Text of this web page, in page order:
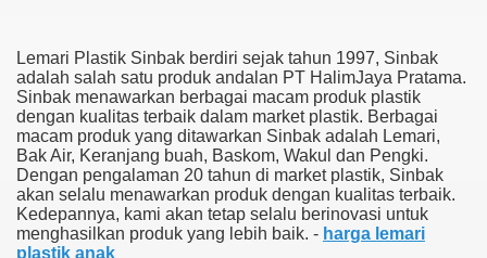
Lemari Plastik Sinbak berdiri sejak tahun 1997, Sinbak
adalah salah satu produk andalan PT HalimJaya Pratama.
Sinbak menawarkan berbagai macam produk plastik
dengan kualitas terbaik dalam market plastik. Berbagai
macam produk yang ditawarkan Sinbak adalah Lemari,
Bak Air, Keranjang buah, Baskom, Wakul dan Pengki.
Dengan pengalaman 20 tahun di market plastik, Sinbak
akan selalu menawarkan produk dengan kualitas terbaik.
Kedepannya, kami akan tetap selalu berinovasi untuk
menghasilkan produk yang lebih baik. - harga lemari
plastik anak